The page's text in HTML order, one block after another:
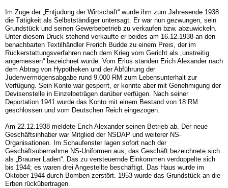
Im Zuge der „Entjudung der Wirtschaft“ wurde ihm zum Jahresende 1938
die Tätigkeit als Selbstständiger untersagt. Er war nun gezwungen, sein
Grundstück und seinen Gewerbebetrieb zu verkaufen bzw. abzuwickeln.
Unter diesem Druck stehend verkaufte er beides am 16.12.1938 an den
benachbarten Textilhändler Frerich Budde zu einem Preis, der im
Rückerstattungsverfahren nach dem Krieg vom Gericht als „unstreitig
angemessen“ bezeichnet wurde. Vom Erlös standen Erich Alexander nach
dem Abtrag von Hypotheken und der Abführung der
Judenvermögensabgabe rund 9.000 RM zum Lebensunterhalt zur
Verfügung. Sein Konto war gesperrt, er konnte aber mit Genehmigung der
Devisenstelle in Einzelbeträgen darüber verfügen. Nach seiner
Deportation 1941 wurde das Konto mit einem Bestand von 18 RM
geschlossen und vom Deutschen Reich eingezogen.
Am 22.12.1938 meldete Erich Alexander seinen Betrieb ab. Der neue
Geschäftsinhaber war Mitglied der NSDAP und weiterer NS-
Organisationen. Im Schaufenster lagen sofort nach der
Geschäftsübernahme NS-Uniformen aus; das Geschäft bezeichnete sich
als „Brauner Laden“. Das zu versteuernde Einkommen verdoppelte sich
bis 1944; es waren drei Angestellte beschäftigt. Das Haus wurde im
Oktober 1944 durch Bomben zerstört. 1953 wurde das Grundstück an die
Erben rückübertragen.